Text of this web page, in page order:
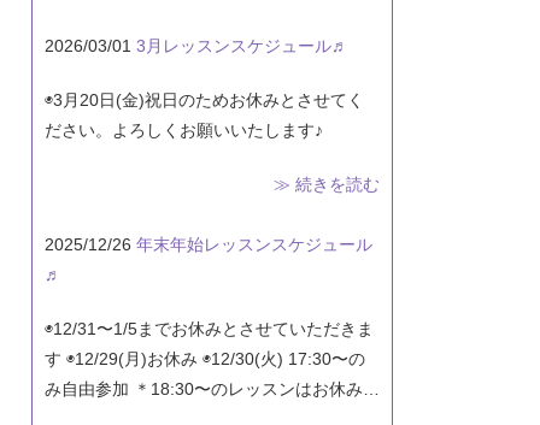
2026/03/01 3月レッスンスケジュール♬
◉3月20日(金)祝日のためお休みとさせてく
ださい。よろしくお願いいたします♪
≫ 続きを読む
2025/12/26 年末年始レッスンスケジュール
♬
◉12/31〜1/5までお休みとさせていただきま
す ◉12/29(月)お休み ◉12/30(火) 17:30〜の
み自由参加 ＊18:30〜のレッスンはお休み…